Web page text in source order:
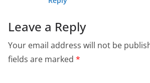
Leave a Reply
Your email address will not be
fields are marked *